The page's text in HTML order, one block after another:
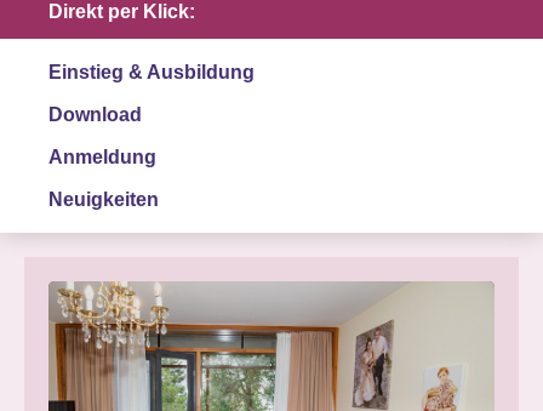
Direkt per Klick:
Einstieg & Ausbildung
Download
Anmeldung
Neuigkeiten